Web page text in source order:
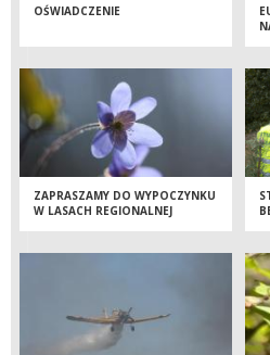
OŚWIADCZENIE
ZAPRASZAMY DO WYPOCZYNKU
W LASACH REGIONALNEJ